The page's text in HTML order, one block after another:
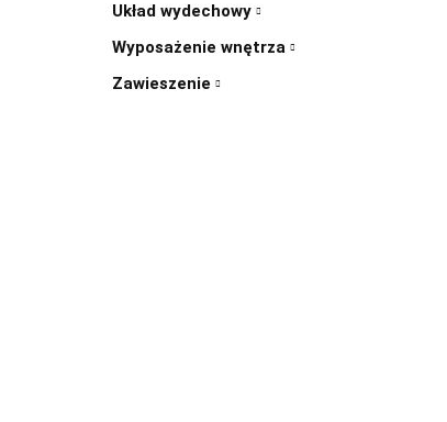
Układ wydechowy
Wyposażenie wnętrza
Zawieszenie